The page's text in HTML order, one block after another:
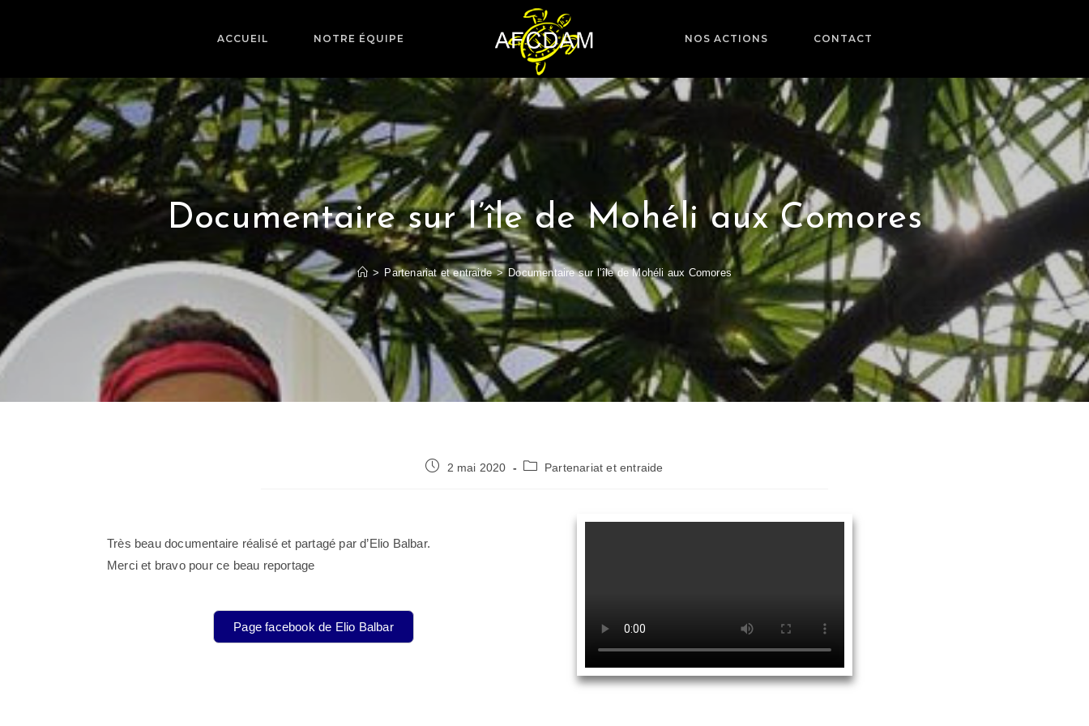
ACCUEIL NOTRE ÉQUIPE NOS ACTIONS CONTACT
Documentaire sur l’île de Mohéli aux Comores
> Partenariat et entraide > Documentaire sur l’île de Mohéli aux Comores
2 mai 2020 Partenariat et entraide
Très beau documentaire réalisé et partagé par d’Elio Balbar.
Merci et bravo pour ce beau reportage
Page facebook de Elio Balbar